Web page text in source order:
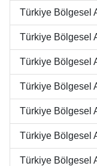
Türkiye Bölgesel
Türkiye Bölgesel
Türkiye Bölgesel
Türkiye Bölgesel
Türkiye Bölgesel
Türkiye Bölgesel
Türkiye Bölgesel